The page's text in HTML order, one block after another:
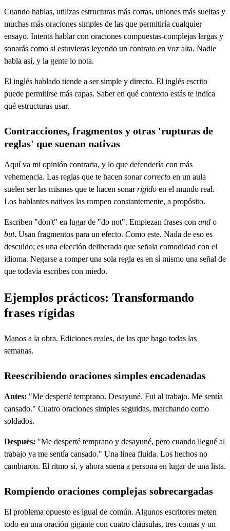
Cuando hablas, utilizas estructuras más cortas, uniones más sueltas y
muchas más oraciones simples de las que permitiría cualquier
ensayo. Intenta hablar con oraciones compuestas-complejas largas y
sonarás como si estuvieras leyendo un contrato en voz alta. Nadie
habla así, y la gente lo nota.
El inglés hablado tiende a ser simple y directo. El inglés escrito
puede permitirse más capas. Saber en qué contexto estás te indica
qué estructuras usar.
Contracciones, fragmentos y otras 'rupturas de
reglas' que suenan nativas
Aquí va mi opinión contraria, y lo que defendería con más
vehemencia. Las reglas que te hacen sonarcorrecto en un aula
suelen ser las mismas que te hacen sonarrígido en el mundo real.
Los hablantes nativos las rompen constantemente, a propósito.
Escriben "don't" en lugar de "do not". Empiezan frases con and o
but. Usan fragmentos para un efecto. Como este. Nada de eso es
descuido; es una elección deliberada que señala comodidad con el
idioma. Negarse a romper una sola regla es en sí mismo una señal de
que todavía escribes con miedo.
Ejemplos prácticos: Transformando
frases rígidas
Manos a la obra. Ediciones reales, de las que hago todas las
semanas.
Reescribiendo oraciones simples encadenadas
Antes: "Me desperté temprano. Desayuné. Fui al trabajo. Me sentía
cansado." Cuatro oraciones simples seguidas, marchando como
soldados.
Después: "Me desperté temprano y desayuné, pero cuando llegué al
trabajo ya me sentía cansado." Una línea fluida. Los hechos no
cambiaron. El ritmo sí, y ahora suena a persona en lugar de una lista.
Rompiendo oraciones complejas sobrecargadas
El problema opuesto es igual de común. Algunos escritores meten
todo en una oración gigante con cuatro cláusulas, tres comas y un